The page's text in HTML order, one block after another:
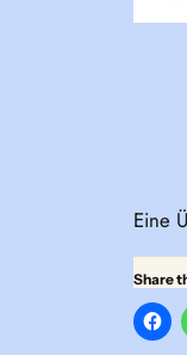
Eine
Share